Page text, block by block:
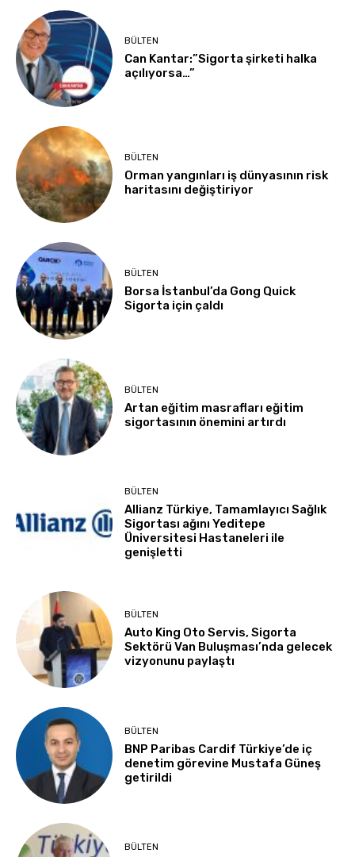
BÜLTEN
Can Kantar:”Sigorta şirketi halka
açılıyorsa…”
BÜLTEN
Orman yangınları iş dünyasının risk
haritasını değiştiriyor
BÜLTEN
Borsa İstanbul’da Gong Quick
Sigorta için çaldı
BÜLTEN
Artan eğitim masrafları eğitim
sigortasının önemini artırdı
BÜLTEN
Allianz Türkiye, Tamamlayıcı Sağlık
Sigortası ağını Yeditepe
Üniversitesi Hastaneleri ile
genişletti
BÜLTEN
Auto King Oto Servis, Sigorta
Sektörü Van Buluşması’nda gelecek
vizyonunu paylaştı
BÜLTEN
BNP Paribas Cardif Türkiye’de iç
denetim görevine Mustafa Güneş
getirildi
BÜLTEN